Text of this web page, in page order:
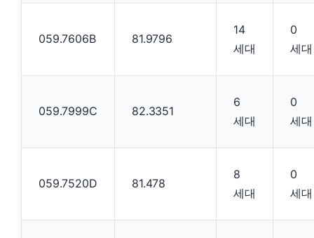
059.7606B 81.9796
14
세대
0
세대
059.7999C 82.3351
6
세대
0
세대
059.7520D 81.478
8
세대
0
세대